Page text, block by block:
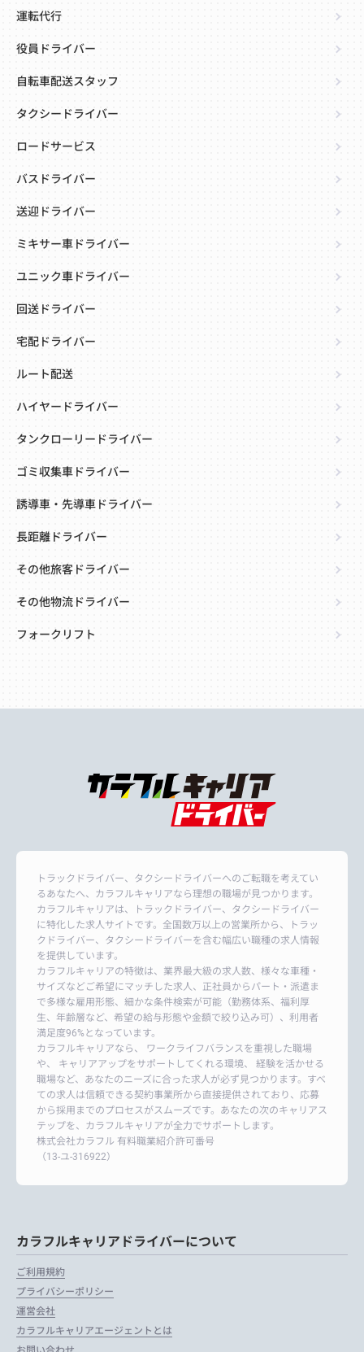
運転代行
役員ドライバー
自転車配送スタッフ
タクシードライバー
ロードサービス
バスドライバー
送迎ドライバー
ミキサー車ドライバー
ユニック車ドライバー
回送ドライバー
宅配ドライバー
ルート配送
ハイヤードライバー
タンクローリードライバー
ゴミ収集車ドライバー
誘導車・先導車ドライバー
長距離ドライバー
その他旅客ドライバー
その他物流ドライバー
フォークリフト
トラックドライバー、タクシードライバーへのご転職を考えてい
るあなたへ、カラフルキャリアなら理想の職場が見つかります。
カラフルキャリアは、トラックドライバー、タクシードライバー
に特化した求人サイトです。全国数万以上の営業所から、トラッ
クドライバー、タクシードライバーを含む幅広い職種の求人情報
を提供しています。
カラフルキャリアの特徴は、業界最大級の求人数、様々な車種・
サイズなどご希望にマッチした求人、正社員からパート・派遣ま
で多様な雇用形態、細かな条件検索が可能（勤務体系、福利厚
生、年齢層など、希望の給与形態や金額で絞り込み可）、利用者
満足度96%となっています。
カラフルキャリアなら、 ワークライフバランスを重視した職場
や、 キャリアアップをサポートしてくれる環境、 経験を活かせる
職場など、あなたのニーズに合った求人が必ず見つかります。すべ
ての求人は信頼できる契約事業所から直接提供されており、応募
から採用までのプロセスがスムーズです。あなたの次のキャリアス
テップを、カラフルキャリアが全力でサポートします。
株式会社カラフル 有料職業紹介許可番号
（13-ユ-316922）
カラフルキャリアドライバーについて
ご利用規約
プライバシーポリシー
運営会社
カラフルキャリアエージェントとは